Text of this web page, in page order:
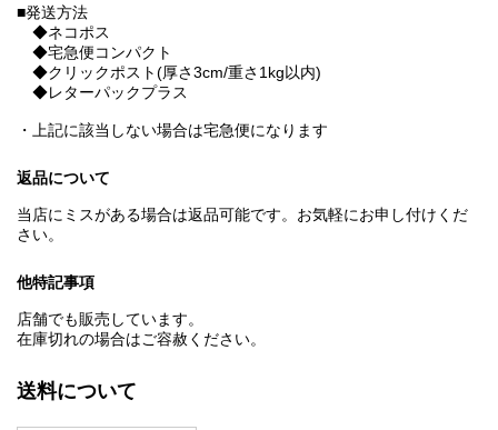
■発送方法
◆ネコポス
◆宅急便コンパクト
◆クリックポスト(厚さ3cm/重さ1kg以内)
◆レターパックプラス
・上記に該当しない場合は宅急便になります
返品について
当店にミスがある場合は返品可能です。お気軽にお申し付けくだ
さい。
他特記事項
店舗でも販売しています。
在庫切れの場合はご容赦ください。
送料について